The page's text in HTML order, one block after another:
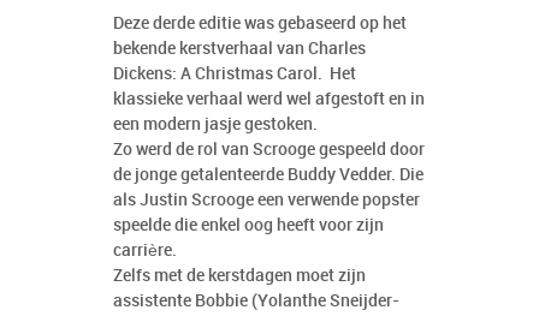
Deze derde editie was gebaseerd op het
bekende kerstverhaal van Charles
Dickens: A Christmas Carol. Het
klassieke verhaal werd wel afgestoft en in
een modern jasje gestoken.
Zo werd de rol van Scrooge gespeeld door
de jonge getalenteerde Buddy Vedder. Die
als Justin Scrooge een verwende popster
speelde die enkel oog heeft voor zijn
carrière.
Zelfs met de kerstdagen moet zijn
assistente Bobbie (Yolanthe Sneijder-